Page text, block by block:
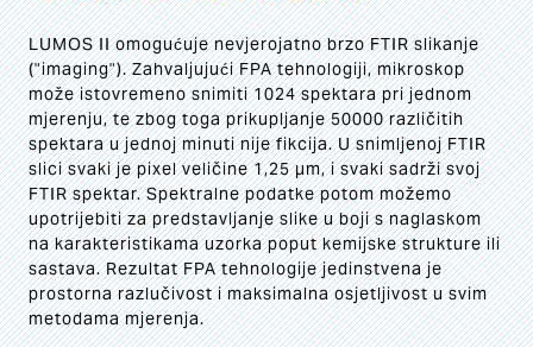
LUMOS II omogućuje nevjerojatno brzo FTIR slikanje
("imaging"). Zahvaljujući FPA tehnologiji, mikroskop
može istovremeno snimiti 1024 spektara pri jednom
mjerenju, te zbog toga prikupljanje 50000 različitih
spektara u jednoj minuti nije fikcija. U snimljenoj FTIR
slici svaki je pixel veličine 1,25 µm, i svaki sadrži svoj
FTIR spektar. Spektralne podatke potom možemo
upotrijebiti za predstavljanje slike u boji s naglaskom
na karakteristikama uzorka poput kemijske strukture ili
sastava. Rezultat FPA tehnologije jedinstvena je
prostorna razlučivost i maksimalna osjetljivost u svim
metodama mjerenja.